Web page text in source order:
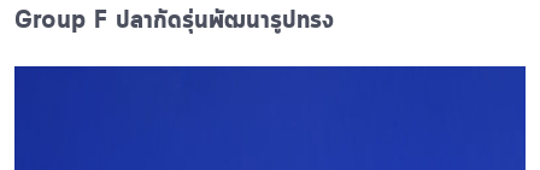
Group F ปลากัดรุ่นพัฒนารูปทรง